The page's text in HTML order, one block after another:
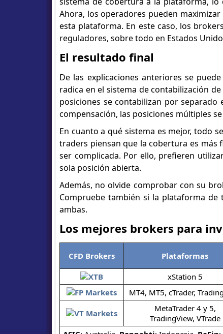
Ahora, los operadores pueden
esta plataforma. En este caso, los
reguladores, sobre todo en Estados
El resultado final
De las explicaciones anteriores se
radica en el sistema de contabilización
posiciones se contabilizan por
compensación, las posiciones múltiples
En cuanto a qué sistema es mejor, todo
traders piensan que la cobertura es más
ser complicada. Por ello, prefieren
sola posición abierta.
Además, no olvide comprobar con su
Compruebe también si la plataforma
ambas.
Los mejores brokers para
CFD Brokers Plataformas
xStation 5
MT4, MT5, cTrader,
MetaTrader 4 y 5,
TradingView, VTrade